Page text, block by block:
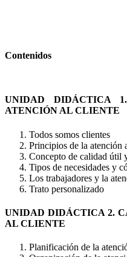
Contenidos
UNIDAD DIDÁCTICA
ATENCIÓN AL CLIENTE
Todos somos clientes
Principios de la atención
Concepto de calidad útil
Tipos de necesidades y
Los trabajadores y la
Trato personalizado
UNIDAD DIDÁCTICA 2.
AL CLIENTE
Planificación de la